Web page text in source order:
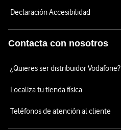
Declaración Accesibilidad
Contacta con nosotros
¿Quieres ser distribuidor Vodafone?
Localiza tu tienda física
Teléfonos de atención al cliente